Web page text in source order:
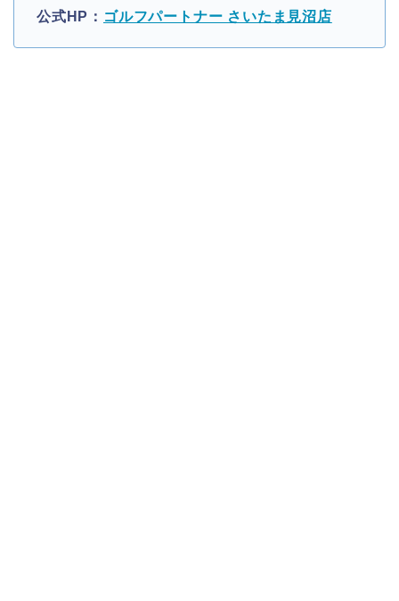
公式HP： ゴルフパートナー さいたま見沼店